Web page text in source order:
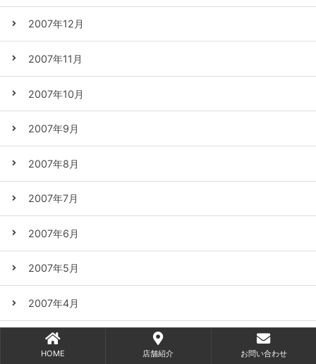
2007年12月
2007年11月
2007年10月
2007年9月
2007年8月
2007年7月
2007年6月
2007年5月
2007年4月
2007年3月
HOME 店舗紹介 お問い合わせ